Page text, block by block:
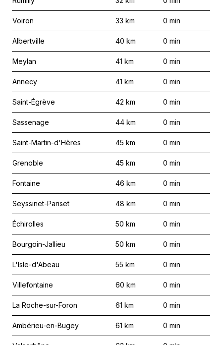
Voiron 33 km 0 min
Albertville 40 km 0 min
Meylan 41 km 0 min
Annecy 41 km 0 min
Saint-Égrève 42 km 0 min
Sassenage 44 km 0 min
Saint-Martin-d'Hères 45 km 0 min
Grenoble 45 km 0 min
Fontaine 46 km 0 min
Seyssinet-Pariset 48 km 0 min
Échirolles 50 km 0 min
Bourgoin-Jallieu 50 km 0 min
L'Isle-d'Abeau 55 km 0 min
Villefontaine 60 km 0 min
La Roche-sur-Foron 61 km 0 min
Ambérieu-en-Bugey 61 km 0 min